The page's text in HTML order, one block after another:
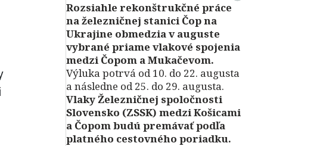
Rozsiahle rekonštrukčné práce
na železničnej stanici Čop na
Ukrajine obmedzia v auguste
vybrané priame vlakové spojenia
medzi Čopom a Mukačevom.
Výluka potrvá od 10. do 22. augusta
a následne od 25. do 29. augusta.
Vlaky Železničnej spoločnosti
Slovensko (ZSSK) medzi Košicami
a Čopom budú premávať podľa
platného cestovného poriadku.